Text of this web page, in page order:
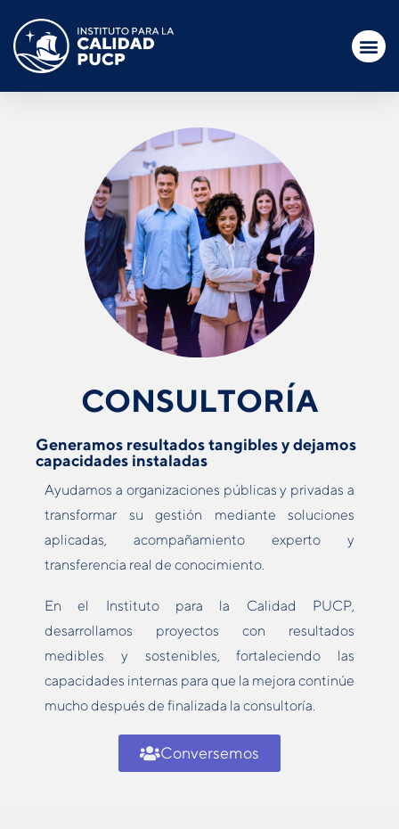
CONSULTORÍA
Generamos resultados tangibles y dejamos
capacidades instaladas
Ayudamos a organizaciones públicas y privadas a
transformar su gestión mediante soluciones
aplicadas, acompañamiento experto y
transferencia real de conocimiento.
En el Instituto para la Calidad PUCP,
desarrollamos proyectos con resultados
medibles y sostenibles, fortaleciendo las
capacidades internas para que la mejora continúe
mucho después de finalizada la consultoría.
Conversemos